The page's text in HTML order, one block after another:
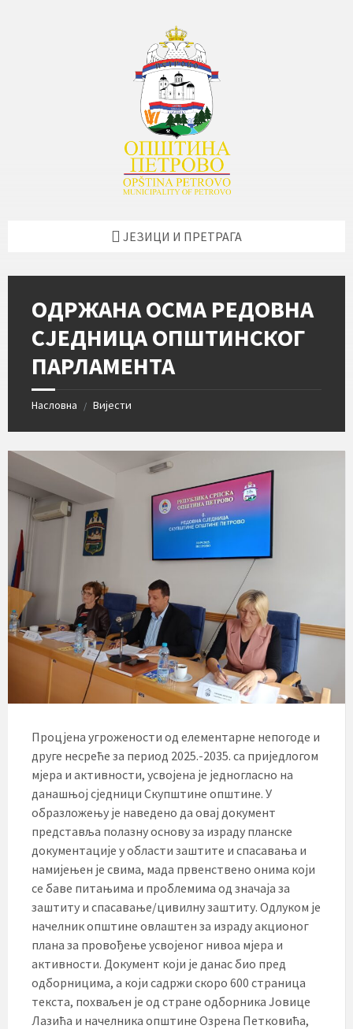
ЈЕЗИЦИ И ПРЕТРАГА
ОДРЖАНА ОСМА РЕДОВНА
СЈЕДНИЦА ОПШТИНСКОГ
ПАРЛАМЕНТА
Насловна / Вијести
Процјена угрожености од елементарне непогоде и
друге несреће за период 2025.-2035. са приједлогом
мјера и активности, усвојена је једногласно на
данашњој сједници Скупштине општине. У
образложењу је наведено да овај документ
представља полазну основу за израду планске
документације у области заштите и спасавања и
намијењен је свима, мада првенствено онима који
се баве питањима и проблемима од значаја за
заштиту и спасавање/цивилну заштиту. Одлуком је
начелник општине овлаштен за израду акционог
плана за провођење усвојеног нивоа мјера и
активности. Документ који је данас био пред
одборницима, а који садржи скоро 600 страница
текста, похваљен је од стране одборника Јовице
Лазића и начелника општине Озрена Петковића,